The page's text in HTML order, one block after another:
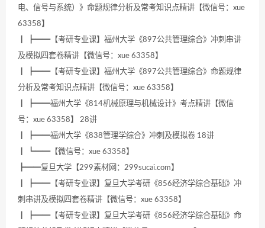
电、信号与系统）》命题规律分析及常考知识点精讲【微信号：xue
63358】
┃ ┣━━【考研专业课】福州大学《897公共管理综合》冲刺串讲
及模拟四套卷精讲【微信号：xue 63358】
┃ ┣━━【考研专业课】福州大学《897公共管理综合》命题规律
分析及常考知识点精讲【微信号：xue 63358】
┃ ┣━━福州大学《814机械原理与机械设计》考点精讲【微信
号：xue 63358】 28讲
┃ ┣━━福州大学《838管理学综合》冲刺及模拟卷 18讲
┃ ┗━━【微信号：xue 63358】
┣━━复旦大学【299素材网：299sucai.com】
┃ ┣━━【考研专业课】复旦大学考研《856经济学综合基础》冲
刺串讲及模拟四套卷精讲【微信号：xue 63358】
┃ ┣━━【考研专业课】复旦大学考研《856经济学综合基础》命